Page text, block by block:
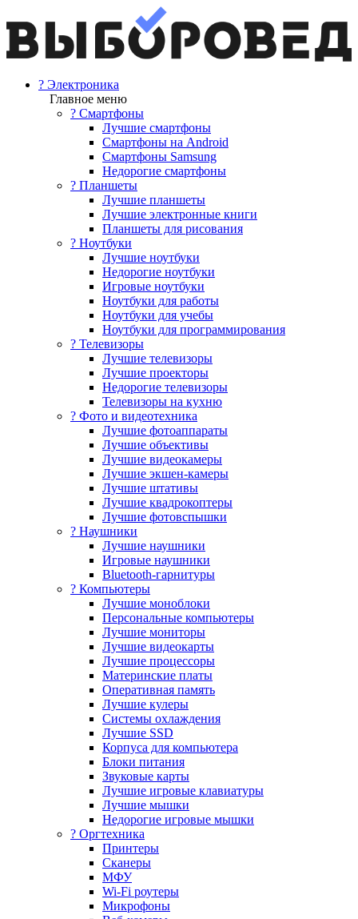
? Электроника
Главное меню
? Смартфоны
Лучшие смартфоны
Смартфоны на Android
Смартфоны Samsung
Недорогие смартфоны
? Планшеты
Лучшие планшеты
Лучшие электронные книги
Планшеты для рисования
? Ноутбуки
Лучшие ноутбуки
Недорогие ноутбуки
Игровые ноутбуки
Ноутбуки для работы
Ноутбуки для учебы
Ноутбуки для программирования
? Телевизоры
Лучшие телевизоры
Лучшие проекторы
Недорогие телевизоры
Телевизоры на кухню
? Фото и видеотехника
Лучшие фотоаппараты
Лучшие объективы
Лучшие видеокамеры
Лучшие экшен-камеры
Лучшие штативы
Лучшие квадрокоптеры
Лучшие фотовспышки
? Наушники
Лучшие наушники
Игровые наушники
Bluetooth-гарнитуры
?️ Компьютеры
Лучшие моноблоки
Персональные компьютеры
Лучшие мониторы
Лучшие видеокарты
Лучшие процессоры
Материнские платы
Оперативная память
Лучшие кулеры
Системы охлаждения
Лучшие SSD
Корпуса для компьютера
Блоки питания
Звуковые карты
Лучшие игровые клавиатуры
Лучшие мышки
Недорогие игровые мышки
?️ Оргтехника
Принтеры
Сканеры
МФУ
Wi-Fi роутеры
Микрофоны